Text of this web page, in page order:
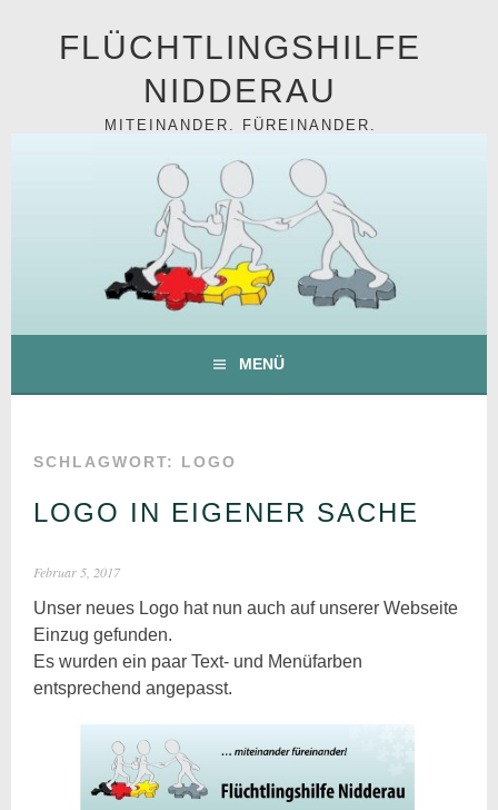
FLÜCHTLINGSHILFE
NIDDERAU
MITEINANDER. FÜREINANDER.
MENÜ
SCHLAGWORT: LOGO
LOGO IN EIGENER SACHE
Februar 5, 2017
Unser neues Logo hat nun auch auf unserer Webseite
Einzug gefunden.
Es wurden ein paar Text- und Menüfarben
entsprechend angepasst.